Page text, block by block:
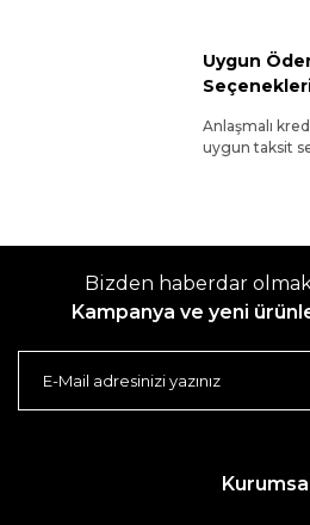
Uygun
Anlaşmalı
uygun taksit
Bizden haberdar
Kampanya ve yeni